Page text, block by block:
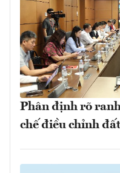
Phân định rõ
chế điều chỉnh